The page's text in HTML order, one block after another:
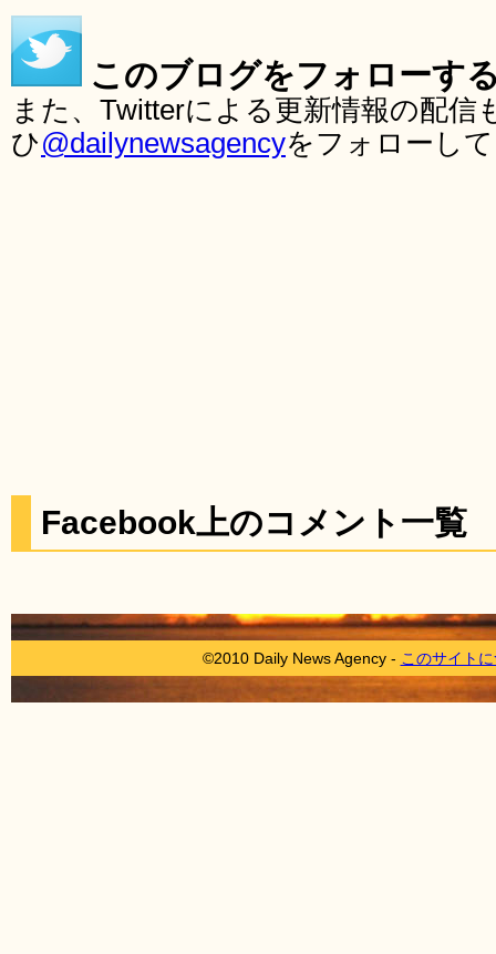
このブログをフォローす
また、Twitterによる更新情報の配
ひ@dailynewsagencyをフォローし
Facebook上のコメント一覧
©2010 Daily News Agency - このサイト